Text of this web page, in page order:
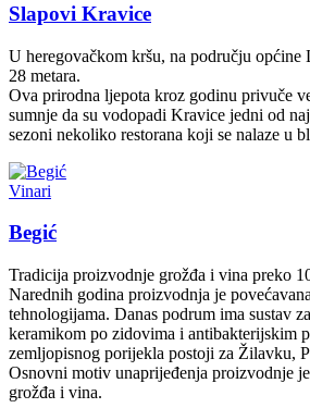
Slapovi Kravice
U heregovačkom kršu, na području
28 metara.
Ova prirodna ljepota kroz godinu privuče
sumnje da su vodopadi Kravice jedni od
sezoni nekoliko restorana koji se nalaze u
Vinari
Begić
Tradicija proizvodnje grožđa i vina preko
Narednih godina proizvodnja je
tehnologijama. Danas podrum ima sustav
keramikom po zidovima i antibakterijskim
zemljopisnog porijekla postoji za Žilavku,
Osnovni motiv unaprijeđenja proizvodnje
grožđa i vina.